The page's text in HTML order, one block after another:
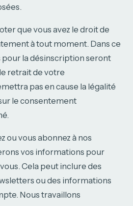
que vous avez le droit de
à tout moment. Dans ce
pour la désinscription seront
retrait de votre
pas en cause la légalité
le consentement
ou vous abonnez à nos
vos informations pour
Cela peut inclure des
ou des informations
Nous travaillons